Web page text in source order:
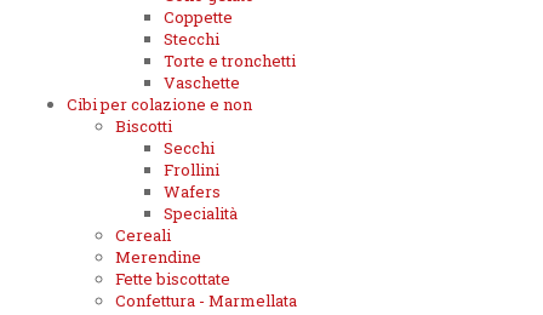
Coppette
Stecchi
Torte e tronchetti
Vaschette
Cibi per colazione e non
Biscotti
Secchi
Frollini
Wafers
Specialità
Cereali
Merendine
Fette biscottate
Confettura - Marmellata